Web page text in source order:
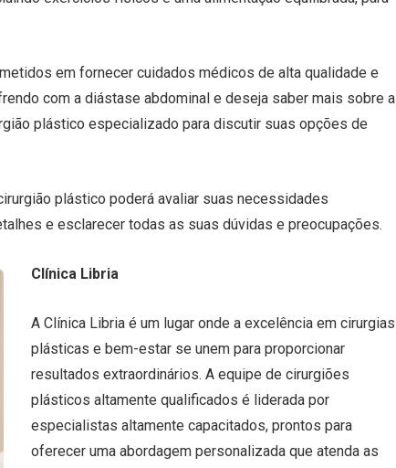
em fornecer cuidados médicos de alta qualidade e
com a diástase abdominal e deseja saber mais sobre a
plástico especializado para discutir suas opções de
plástico poderá avaliar suas necessidades
e esclarecer todas as suas dúvidas e preocupações.
Clínica Libria
A Clínica Libria é um lugar onde a excelência em cirurgias
plásticas e bem-estar se unem para proporcionar
resultados extraordinários. A equipe de cirurgiões
plásticos altamente qualificados é liderada por
especialistas altamente capacitados, prontos para
oferecer uma abordagem personalizada que atenda as